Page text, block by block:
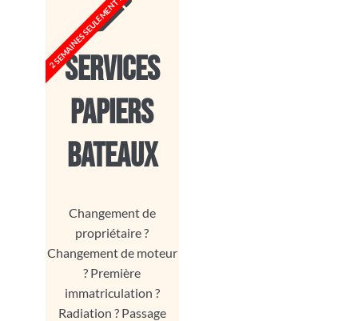
SERVICES
PAPIERS
BATEAUX
Changement de
propriétaire ?
Changement de moteur
? Première
immatriculation ?
Radiation ? Passage
2 SEMAINES SEULEMENT !